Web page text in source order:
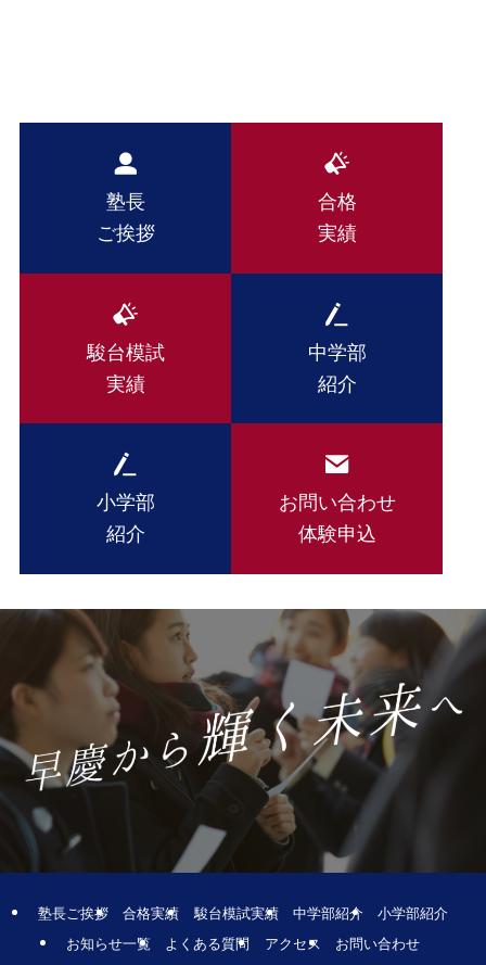
塾長
ご挨拶
合格
実績
駿台模試
実績
中学部
紹介
小学部
紹介
お問い合わせ
体験申込
塾長ご挨拶 合格実績 駿台模試実績 中学部紹介
小学部紹介
お知らせ一覧
よくある質問 アクセス お問い合わせ